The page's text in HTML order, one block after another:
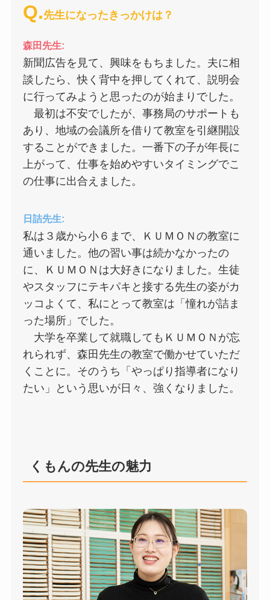
Q.先生になったきっかけは？
森田先生:
新聞広告を見て、興味をもちました。夫に相
談したら、快く背中を押してくれて、説明会
に行ってみようと思ったのが始まりでした。
最初は不安でしたが、事務局のサポートも
あり、地域の会議所を借りて教室を引継開設
することができました。一番下の子が年長に
上がって、仕事を始めやすいタイミングでこ
の仕事に出合えました。
日詰先生:
私は３歳から小６まで、ＫＵＭＯＮの教室に
通いました。他の習い事は続かなかったの
に、ＫＵＭＯＮは大好きになりました。生徒
やスタッフにテキパキと接する先生の姿がカ
ッコよくて、私にとって教室は「憧れが詰ま
った場所」でした。
大学を卒業して就職してもＫＵＭＯＮが忘
れられず、森田先生の教室で働かせていただ
くことに。そのうち「やっぱり指導者になり
たい」という思いが日々、強くなりました。
くもんの先生の魅力